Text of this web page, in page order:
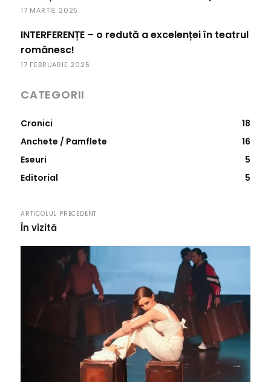
17 MARTIE 2025
INTERFERENȚE – o redută a excelenței în teatrul
românesc!
17 FEBRUARIE 2025
CATEGORII
Cronici
18
Anchete / Pamflete
16
Eseuri
5
Editorial
5
ARTICOLUL PRECEDENT
În vizită